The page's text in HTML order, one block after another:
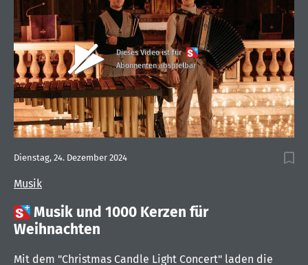
Dieses Video ist für
Abonnenten abspielbar
Musik
Dienstag, 24. Dezember 2024
Musik und 1000 Kerzen für
Weihnachten
Mit dem "Christmas Candle Light Concert" laden die